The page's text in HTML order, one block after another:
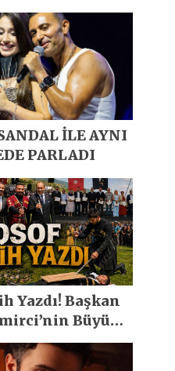
İLE AYNI
PARLADI
Yazdı! Başkan
Büyük
Yılların En
Gerçekleşti